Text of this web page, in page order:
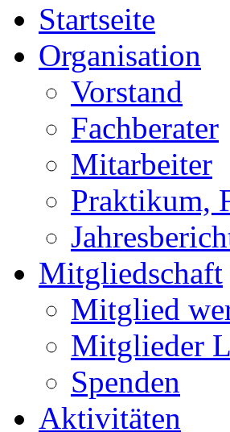
Startseite
Organisation
Vorstand
Fachberater
Mitarbeiter
Praktikum,
Mitgliedschaft
Mitglied
Mitglieder
Spenden
Aktivitäten